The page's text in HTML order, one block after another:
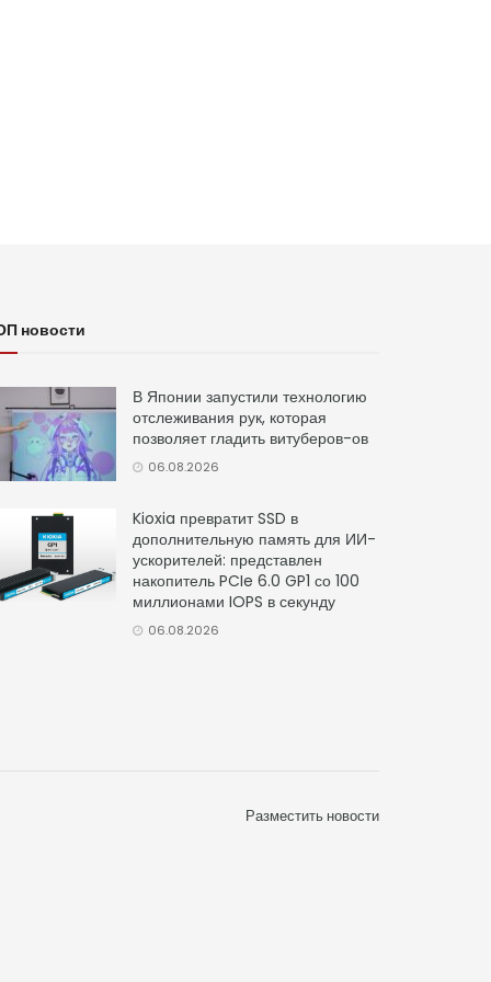
новости
В Японии запустили технологию
отслеживания рук, которая
позволяет гладить витуберов-ов
06.08.2026
Kioxia превратит SSD в
дополнительную память для ИИ-
ускорителей: представлен
накопитель PCIe 6.0 GP1 со 100
миллионами IOPS в секунду
06.08.2026
Разместить новости